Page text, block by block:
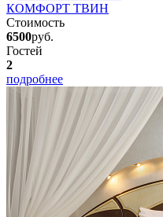
КОМФОРТ ТВИН
Стоимость
6500руб.
Гостей
2
подробнее